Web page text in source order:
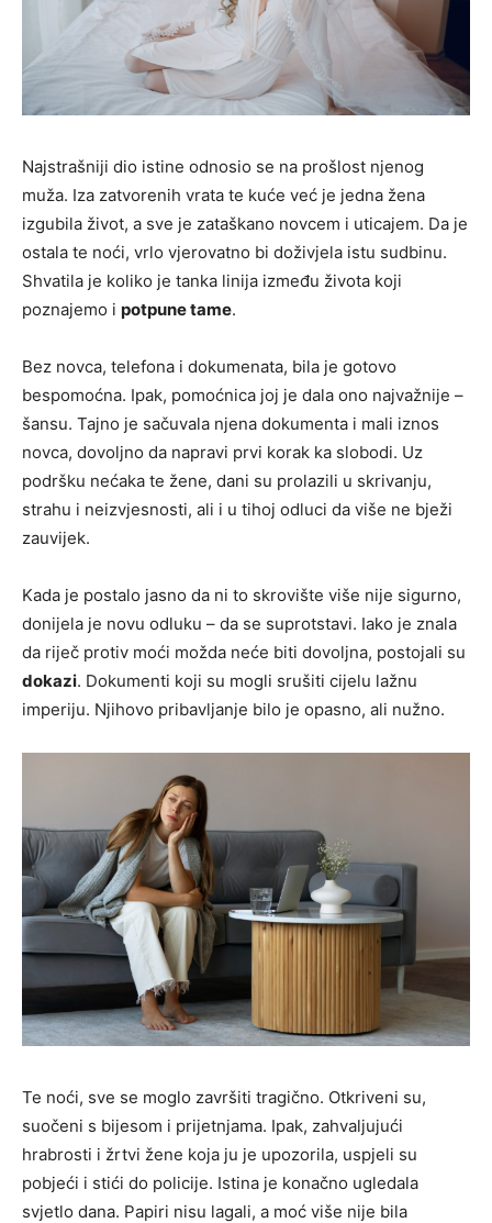
Najstrašniji dio istine odnosio se na prošlost njenog
muža. Iza zatvorenih vrata te kuće već je jedna žena
izgubila život, a sve je zataškano novcem i uticajem. Da je
ostala te noći, vrlo vjerovatno bi doživjela istu sudbinu.
Shvatila je koliko je tanka linija između života koji
poznajemo i potpune tame.
Bez novca, telefona i dokumenata, bila je gotovo
bespomoćna. Ipak, pomoćnica joj je dala ono najvažnije –
šansu. Tajno je sačuvala njena dokumenta i mali iznos
novca, dovoljno da napravi prvi korak ka slobodi. Uz
podršku nećaka te žene, dani su prolazili u skrivanju,
strahu i neizvjesnosti, ali i u tihoj odluci da više ne bježi
zauvijek.
Kada je postalo jasno da ni to skrovište više nije sigurno,
donijela je novu odluku – da se suprotstavi. Iako je znala
da riječ protiv moći možda neće biti dovoljna, postojali su
dokazi. Dokumenti koji su mogli srušiti cijelu lažnu
imperiju. Njihovo pribavljanje bilo je opasno, ali nužno.
Te noći, sve se moglo završiti tragično. Otkriveni su,
suočeni s bijesom i prijetnjama. Ipak, zahvaljujući
hrabrosti i žrtvi žene koja ju je upozorila, uspjeli su
pobjeći i stići do policije. Istina je konačno ugledala
svjetlo dana. Papiri nisu lagali, a moć više nije bila